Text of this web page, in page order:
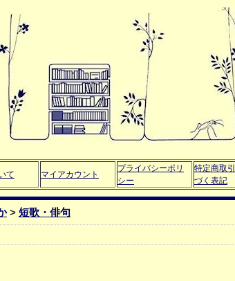
て マイアカウント
プライバシーポリ
シー
特定商取
づく表記
> 短歌・俳句